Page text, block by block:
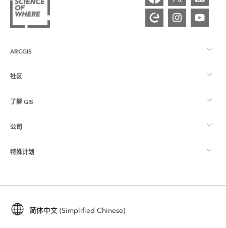
ARCGIS
ArcGIS 概览
制图
社区
Esri 社区
ArcGIS 博客
Esri 年轻专家关系网
了解 GIS
什么是 GIS？
位置智能
培训
ArcUser
公司
关于 Esri
招贤纳士
特殊计划
ArcGIS for Student Use
简体中文 (Simplified Chinese)